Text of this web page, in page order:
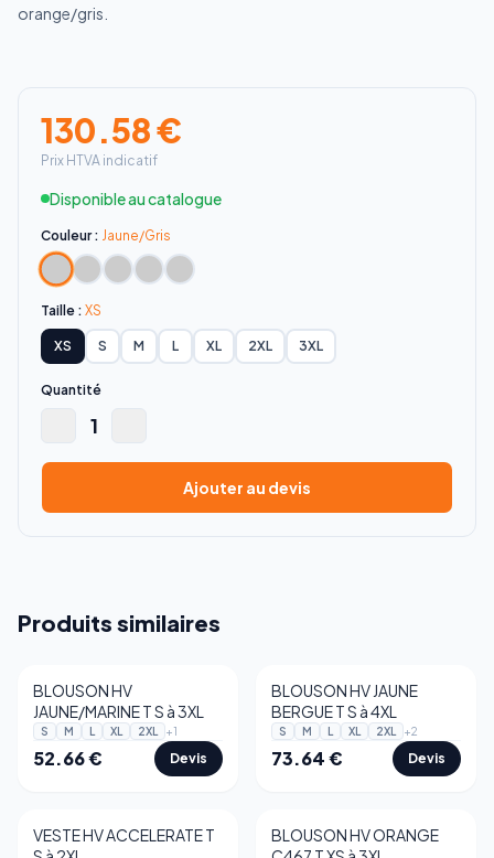
orange/gris.
130.58€
Prix HTVA indicatif
Disponible au catalogue
Couleur : Jaune/Gris
Taille : XS
XS S M L XL 2XL 3XL
Quantité
1
Ajouter au devis
Produits similaires
BLOUSON HV
JAUNE/MARINE T S à 3XL
S M L XL 2XL +1
52.66€ Devis
BLOUSON HV JAUNE
BERGUE T S à 4XL
S M L XL 2XL +2
73.64€ Devis
VESTE HV ACCELERATE T
BLOUSON HV ORANGE